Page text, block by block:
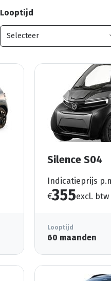
Looptijd
Silence S04
Indicatieprijs
€355excl. btw
Looptijd
60 maanden